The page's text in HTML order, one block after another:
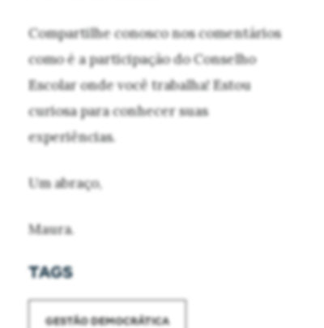
Compartilhe conosco nos comentários
como é a participação do Conselho
Escolar onde você trabalha! Estou
curiosa para conhecer suas
experiências.
Um abraço,
Maura.
TAGS
GESTÃO DEMOCRÁTICA